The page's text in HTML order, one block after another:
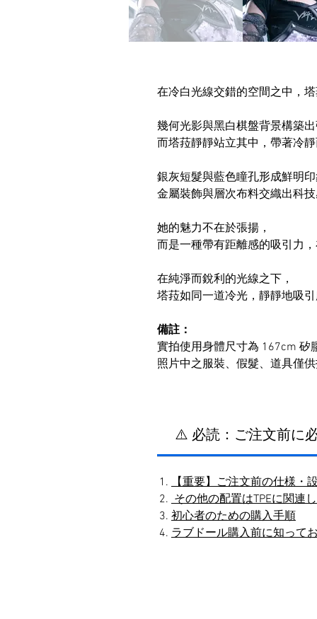
在冷白光線交錯的空間之中，塔
幾何光影與黑白棋盤背景構築出
而塔菈靜靜站立其中，帶著冷靜
銀灰短髮與藍色瞳孔形成鮮明印
金屬裝飾與層次布料交織出科技
她的魅力不在於張揚，
而是一種帶有距離感的吸引力，
在純淨而銳利的光線之下，
塔菈如同一道冷光，靜靜地吸引
備註：
實拍使用身體尺寸為 167cm 矽
照片中之服裝、假髮、道具僅
⚠️ 必読：ご注文前に
【重要】ご注文前の仕様・
その他の配置はTPEに関連
初心者のための購入手順
ラブドール購入前に知って